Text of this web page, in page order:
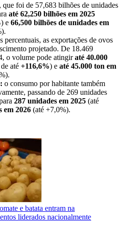
que foi de 57,683 bilhões de unidades
até 62,250 bilhões em 2025
) e 66,500 bilhões de unidades em
percentuais, as exportações de ovos
projetado. De 18.469
o volume pode atingiraté 40.000
até +116,6%) e até 45.000 ton em
o consumo por habitante também
passando de 269 unidades
287 unidades em 2025 (até
em 2026 (até +7,0%).
e batata entram na
liderados nacionalmente